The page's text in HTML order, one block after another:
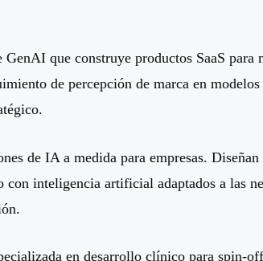
que construye productos SaaS para
de percepción de marca en
de IA a medida para empresas. Diseñan
inteligencia artificial adaptados a las
en desarrollo clínico para spin-